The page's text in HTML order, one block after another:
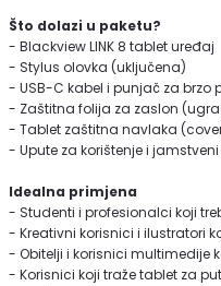
Što dolazi u paketu?
- Blackview LINK 8 tablet uređaj
- Stylus olovka (uključena)
- USB-C kabel i punjač za brzo
- Zaštitna folija za zaslon
- Tablet zaštitna navlaka
- Upute za korištenje i
Idealna primjena
- Studenti i profesionalci koji
- Kreativni korisnici i ilustratori
- Obitelji i korisnici multimedije
- Korisnici koji traže tablet za